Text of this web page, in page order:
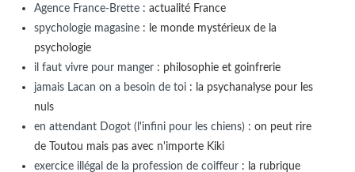
Agence France-Brette: actualité France
spychologie magasine: le monde mystérieux de la
psychologie
il faut vivre pour manger: philosophie et goinfrerie
jamais Lacan on a besoin de toi: la psychanalyse pour les
nuls
en attendant Dogot (l'infini pour les chiens): on peut rire
de Toutou mais pas avec n'importe Kiki
exercice illégal de la profession de coiffeur: la rubrique